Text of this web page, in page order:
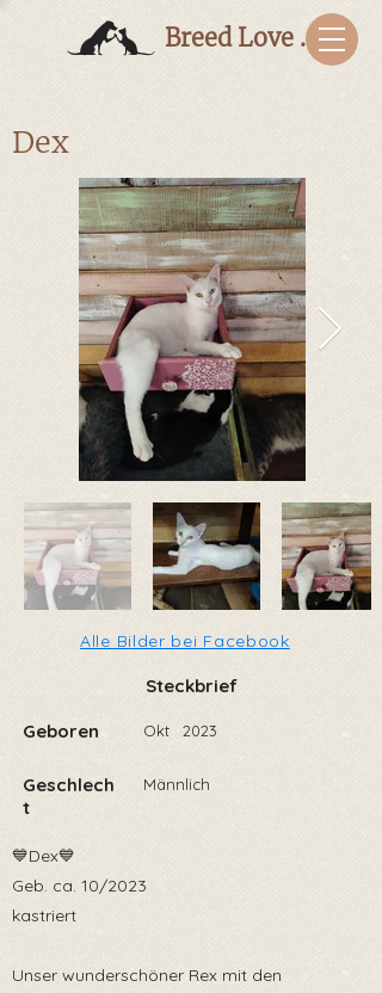
Breed Love Bulgaria
Dex
Alle Bilder bei Facebook
Steckbrief
Geboren
Geschlech
t
Okt 2023
Männlich
💙Dex💙
Geb. ca. 10/2023
kastriert
Unser wunderschöner Rex mit den